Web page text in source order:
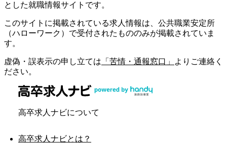
とした就職情報サイトです。
このサイトに掲載されている求人情報は、公共職業安定所
（ハローワーク）で受付されたもののみが掲載されていま
す。
虚偽・誤表示の申し立ては 「苦情・通報窓口」
よりご連絡く
ださい。
高卒求人ナビについて
高卒求人ナビとは？